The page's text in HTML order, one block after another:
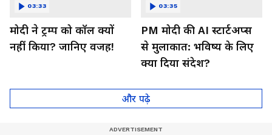
मोदी ने ट्रम्प को कॉल क्यों
नहीं किया? जानिए वजह!
03:33
PM मोदी की AI स्टार्टअप्स
से मुलाकात: भविष्य के लिए
क्या दिया संदेश?
03:35
और पढ़े